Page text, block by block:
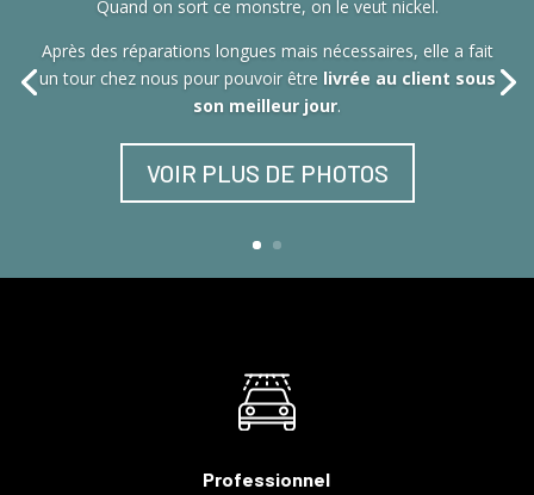
Quand on sort ce monstre, on le veut nickel.
Après des réparations longues mais nécessaires, elle a fait
un tour chez nous pour pouvoir être livrée au client sous
son meilleur jour.
VOIR PLUS DE PHOTOS
Professionnel